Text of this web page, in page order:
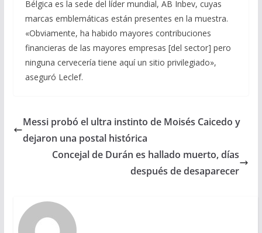
Bélgica es la sede del líder mundial, AB Inbev, cuyas
marcas emblemáticas están presentes en la muestra.
«Obviamente, ha habido mayores contribuciones
financieras de las mayores empresas [del sector] pero
ninguna cervecería tiene aquí un sitio privilegiado»,
aseguró Leclef.
Messi probó el ultra instinto de Moisés Caicedo y
dejaron una postal histórica
Concejal de Durán es hallado muerto, días
después de desaparecer